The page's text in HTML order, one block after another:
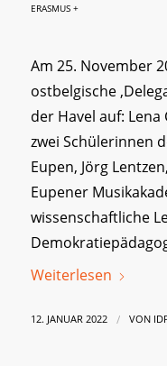
ERASMUS +
Am 25. November
ostbelgische
der Havel auf:
zwei Schülerinnen
Eupen, Jörg
Eupener
wissenschaftliche
Weiterlesen
12. JANUAR 2022 / VON